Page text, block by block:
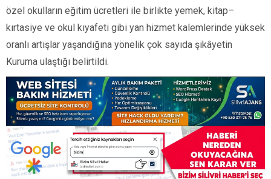
özel okulların eğitim ücretleri ile birlikte yemek, kitap–
kırtasiye ve okul kıyafeti gibi yan hizmet kalemlerinde yüksek
oranlı artışlar yaşandığına yönelik çok sayıda şikâyetin
Kuruma ulaştığı belirtildi.